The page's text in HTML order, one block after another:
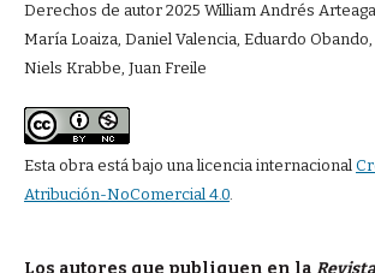
Derechos de autor 2025 William Andrés
María Loaiza, Daniel Valencia, Eduardo Obando,
Niels Krabbe, Juan Freile
Esta obra está bajo una licencia internacional
Atribución-NoComercial 4.0.